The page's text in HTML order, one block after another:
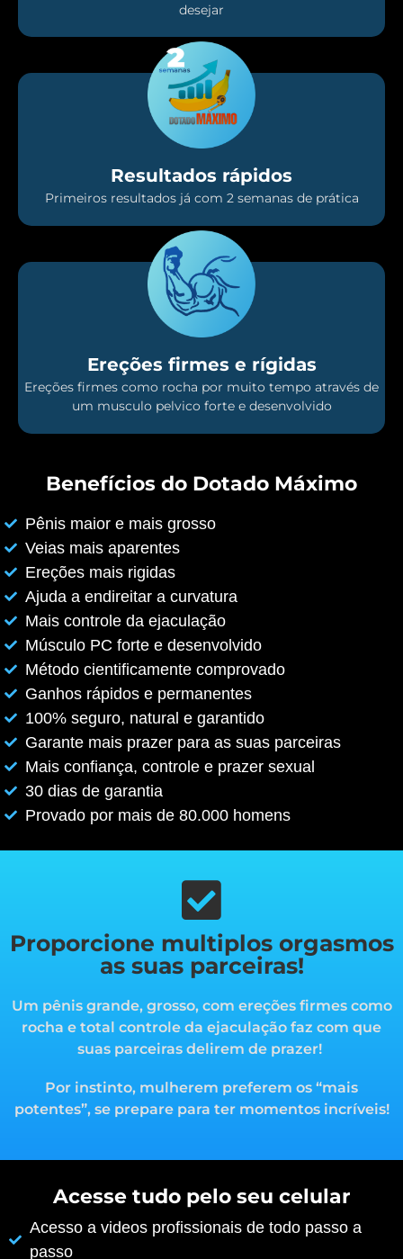
desejar
Resultados rápidos
Primeiros resultados já com 2 semanas de prática
Ereções firmes e rígidas
Ereções firmes como rocha por muito tempo através de
um musculo pelvico forte e desenvolvido
Benefícios do Dotado Máximo
Pênis maior e mais grosso
Veias mais aparentes
Ereções mais rigidas
Ajuda a endireitar a curvatura
Mais controle da ejaculação
Músculo PC forte e desenvolvido
Método cientificamente comprovado
Ganhos rápidos e permanentes
100% seguro, natural e garantido
Garante mais prazer para as suas parceiras
Mais confiança, controle e prazer sexual
30 dias de garantia
Provado por mais de 80.000 homens
Proporcione multiplos orgasmos
as suas parceiras!
Um pênis grande, grosso, com ereções firmes como
rocha e total controle da ejaculação faz com que
suas parceiras delirem de prazer!
Por instinto, mulherem preferem os “mais
potentes”, se prepare para ter momentos incríveis!
Acesse tudo pelo seu celular
Acesso a videos profissionais de todo passo a
passo